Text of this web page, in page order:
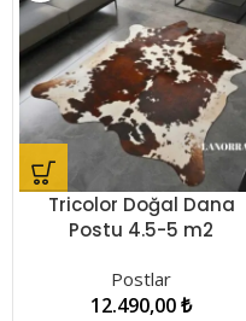
Tricolor Doğal Dana
Postu 4.5-5 m2
Postlar
12.490,00₺